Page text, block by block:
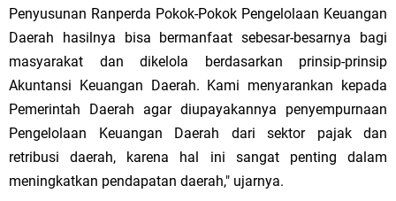
Penyusunan Ranperda Pokok-Pokok Pengelolaan Keuangan
Daerah hasilnya bisa bermanfaat sebesar-besarnya bagi
masyarakat dan dikelola berdasarkan prinsip-prinsip
Akuntansi Keuangan Daerah. Kami menyarankan kepada
Pemerintah Daerah agar diupayakannya penyempurnaan
Pengelolaan Keuangan Daerah dari sektor pajak dan
retribusi daerah, karena hal ini sangat penting dalam
meningkatkan pendapatan daerah," ujarnya.